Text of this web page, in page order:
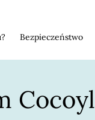
Bezpieczeństwo